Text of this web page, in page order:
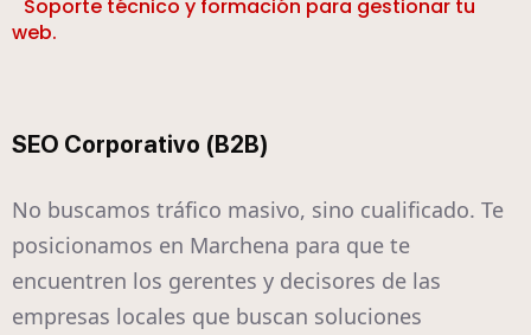
Soporte técnico y formación para gestionar tu
web.
SEO Corporativo (B2B)
No buscamos tráfico masivo, sino cualificado. Te
posicionamos en Marchena para que te
encuentren los gerentes y decisores de las
empresas locales que buscan soluciones